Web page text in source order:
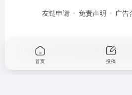
友链申请 免责声明 广告
Copyright © 2026 OneNav
首页 投稿